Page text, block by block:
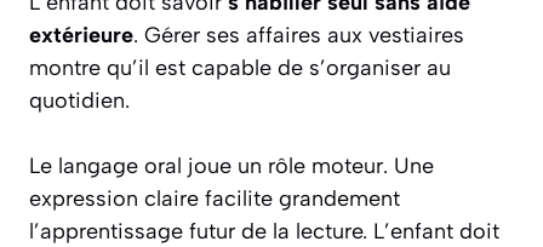
extérieure. Gérer ses affaires aux vestiaires
montre qu’il est capable de s’organiser au
quotidien.
Le langage oral joue un rôle moteur. Une
expression claire facilite grandement
l’apprentissage futur de la lecture. L’enfant doit